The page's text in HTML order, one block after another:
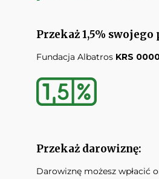
Przekaż 1,5% swojego
Fundacja Albatros KRS
Przekaż darowiznę:
Darowiznę możesz wpłacić